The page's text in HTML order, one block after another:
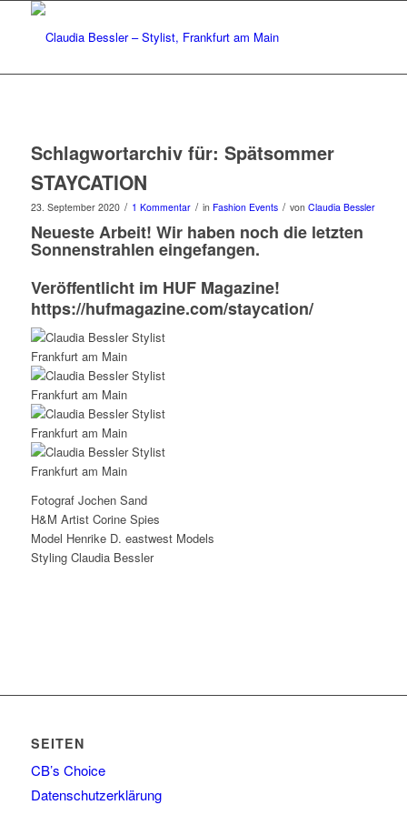
Schlagwortarchiv für: Spätsommer
STAYCATION
23. September 2020 / 1 Kommentar / in Fashion Events / von Claudia Bessler
Neueste Arbeit! Wir haben noch die letzten
Sonnenstrahlen eingefangen.
Veröffentlicht im HUF Magazine!
https://hufmagazine.com/staycation/
Fotograf Jochen Sand
H&M Artist Corine Spies
Model Henrike D. eastwest Models
Styling Claudia Bessler
SEITEN
CB’s Choice
Datenschutzerklärung